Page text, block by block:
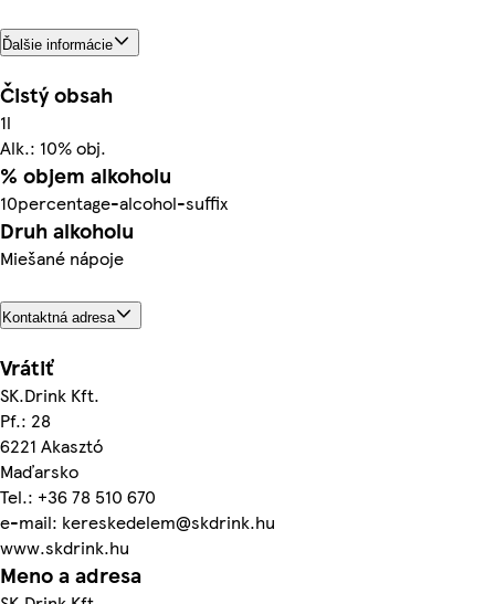
Ďalšie informácie
Čistý obsah
1l
Alk.: 10% obj.
% objem alkoholu
10percentage-alcohol-suffix
Druh alkoholu
Miešané nápoje
Kontaktná adresa
Vrátiť
SK.Drink Kft.
Pf.: 28
6221 Akasztó
Maďarsko
Tel.: +36 78 510 670
e-mail: kereskedelem@skdrink.hu
www.skdrink.hu
Meno a adresa